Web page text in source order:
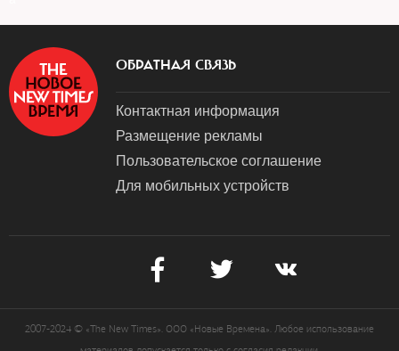
ОБРАТНАЯ СВЯЗЬ
Контактная информация
Размещение рекламы
Пользовательское соглашение
Для мобильных устройств
2007-2024 © «The New Times». ООО «Новые Времена». Любое использование